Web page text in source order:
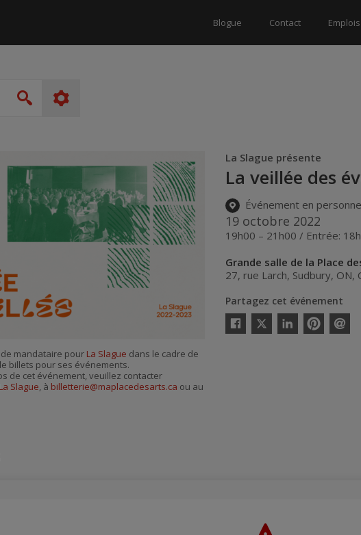
Blogue Contact Emplois
Rechercher
La Slague présente
La veillée des
Événement en personne
19 octobre 2022
19h00 – 21h00 / Entrée:
Grande salle de la Place
27, rue Larch, Sudbury, ON,
Partagez cet événement
Facebook
Twitter
LinkedinPinterestEnvoyer
mandataire pour La Slague dans le cadre de
billets pour ses événements.
de cet événement, veuillez contacter
La Slague, à billetterie@maplacedesarts.ca ou au